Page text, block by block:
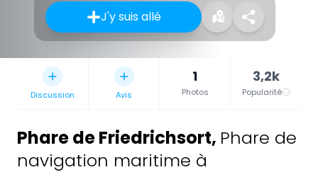
J'y suis allé
Discussion Avis
1
Photos
3,2k
Popularité
Phare de Friedrichsort, Phare de
navigation maritime à